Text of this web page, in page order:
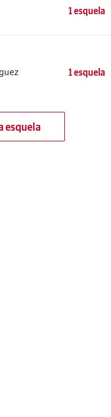
1 esquela
1 esquela
esquela